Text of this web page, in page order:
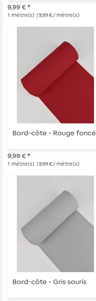
9,99 € *
1 mètre(s) | 9,99 € / mètre(s)
Bord-côte - Rouge foncé
9,99 € *
1 mètre(s) | 9,99 € / mètre(s)
Bord-côte - Gris souris